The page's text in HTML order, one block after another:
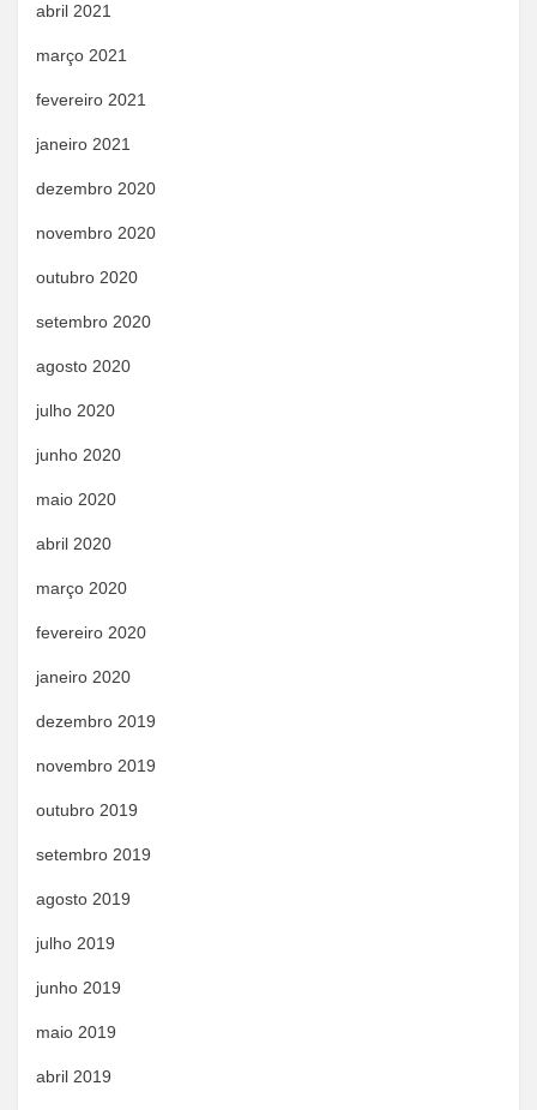
abril 2021
março 2021
fevereiro 2021
janeiro 2021
dezembro 2020
novembro 2020
outubro 2020
setembro 2020
agosto 2020
julho 2020
junho 2020
maio 2020
abril 2020
março 2020
fevereiro 2020
janeiro 2020
dezembro 2019
novembro 2019
outubro 2019
setembro 2019
agosto 2019
julho 2019
junho 2019
maio 2019
abril 2019